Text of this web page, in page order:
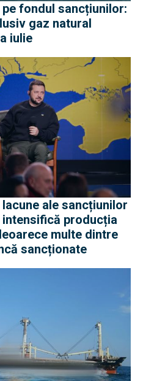
fondul sancțiunilor:
gaz natural
iulie
ale sancțiunilor
producția
multe dintre
sancționate